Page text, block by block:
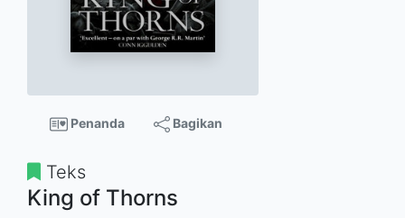
Penanda Bagikan
Teks
King of Thorns